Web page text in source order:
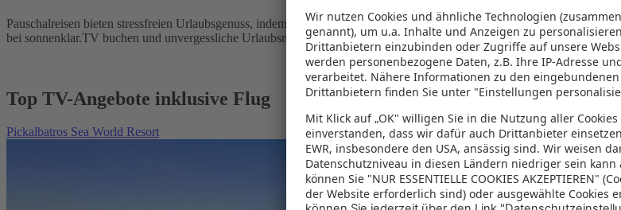
Pauschalreisen bieten stressfreien Urlaubsgenuss, indem Flug und Hotel in einem Paket kombiniert werden – das spart
bei sonnenklar.TV buchen und unvergessliche Urlaubsmomente erleben!
Top TV-Angebote inklusive Flug
Pickalbatros Sea World Resort